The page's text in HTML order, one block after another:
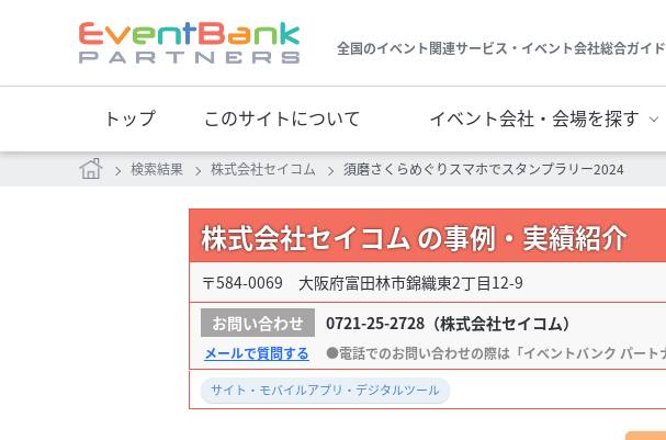
全国のイベント関連サービス・イベント会社総合ガイド
トップ このサイトについて イベント会社・会場を探す
検索結果 株式会社セイコム
須磨さくらめぐりスマホでスタンプラリー2024
株式会社セイコム の事例・実績紹介
〒584-0069 大阪府富田林市錦織東2丁目12-9
0721-25-2728 （株式会社セイコム）
メールで質問する
サイト・モバイルアプリ・デジタルツール